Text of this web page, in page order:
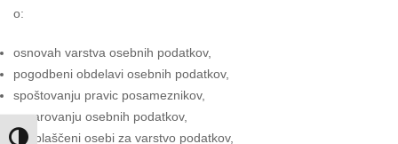
o:
osnovah varstva osebnih podatkov,
pogodbeni obdelavi osebnih podatkov,
spoštovanju pravic posameznikov,
zavarovanju osebnih podatkov,
pooblaščeni osebi za varstvo podatkov,